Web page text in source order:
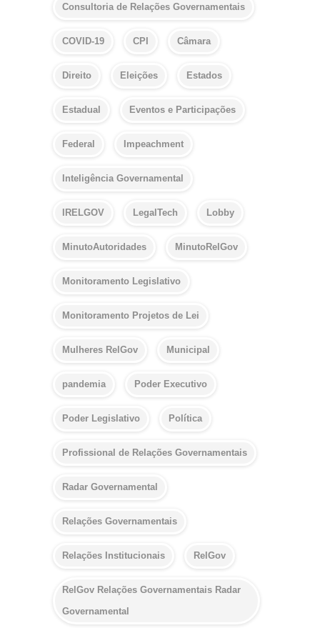
Consultoria de Relações Governamentais
COVID-19 CPI Câmara
Direito Eleições Estados
Estadual Eventos e Participações
Federal Impeachment
Inteligência Governamental
IRELGOV LegalTech Lobby
MinutoAutoridades MinutoRelGov
Monitoramento Legislativo
Monitoramento Projetos de Lei
Mulheres RelGov Municipal
pandemia Poder Executivo
Poder Legislativo Política
Profissional de Relações Governamentais
Radar Governamental
Relações Governamentais
Relações Institucionais RelGov
RelGov Relações Governamentais Radar
Governamental